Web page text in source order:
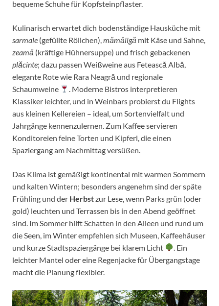
bequeme Schuhe für Kopfsteinpflaster.
Kulinarisch erwartet dich bodenständige Hausküche mit
sarmale (gefüllte Röllchen), mămăligă mit Käse und Sahne,
zeamă (kräftige Hühnersuppe) und frisch gebackenen
plăcinte; dazu passen Weißweine aus Fetească Albă,
elegante Rote wie Rara Neagră und regionale
Schaumweine
. Moderne Bistros interpretieren
Klassiker leichter, und in Weinbars probierst du Flights
aus kleinen Kellereien – ideal, um Sortenvielfalt und
Jahrgänge kennenzulernen. Zum Kaffee servieren
Konditoreien feine Torten und Kipferl, die einen
Spaziergang am Nachmittag versüßen.
Das Klima ist gemäßigt kontinental mit warmen Sommern
und kalten Wintern; besonders angenehm sind der späte
Frühling und der Herbstzur Lese, wenn Parks grün (oder
gold) leuchten und Terrassen bis in den Abend geöffnet
sind. Im Sommer hilft Schatten in den Alleen und rund um
die Seen, im Winter empfehlen sich Museen, Kaffeehäuser
und kurze Stadtspaziergänge bei klarem Licht
. Ein
leichter Mantel oder eine Regenjacke für Übergangstage
macht die Planung flexibler.